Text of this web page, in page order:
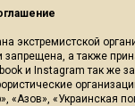
экстремистской
запрещена, а также
и Instagram так же
«Азов», «Украинская